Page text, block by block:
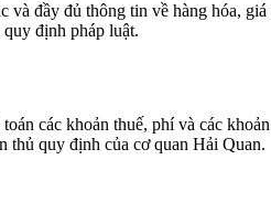
và đầy đủ thông tin về hàng hóa,
định pháp luật.
các khoản thuế, phí và các
thủ quy định của cơ quan Hải Quan.